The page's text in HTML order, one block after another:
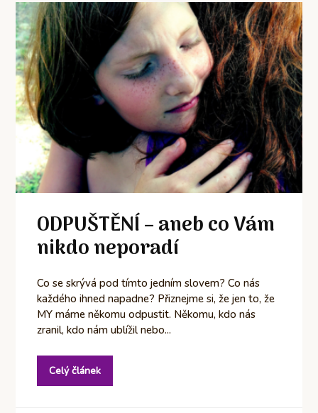
ODPUŠTĚNÍ – aneb co Vám
nikdo neporadí
Co se skrývá pod tímto jedním slovem? Co nás
každého ihned napadne? Přiznejme si, že jen to, že
MY máme někomu odpustit. Někomu, kdo nás
zranil, kdo nám ublížil nebo...
Celý článek